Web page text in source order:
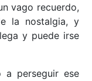
vago recuerdo,
la nostalgia, y
y puede irse
a perseguir ese